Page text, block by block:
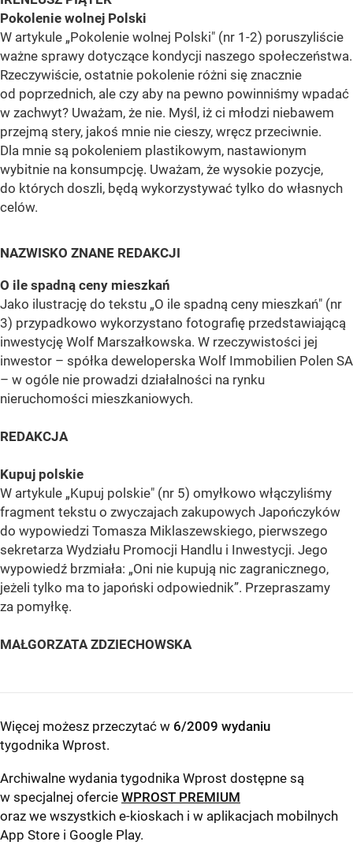
Pokolenie wolnej Polski
W artykule „Pokolenie wolnej Polski" (nr 1-2) poruszyliście
ważne sprawy dotyczące kondycji naszego społeczeństwa.
Rzeczywiście, ostatnie pokolenie różni się znacznie
od poprzednich, ale czy aby na pewno powinniśmy wpadać
w zachwyt? Uważam, że nie. Myśl, iż ci młodzi niebawem
przejmą stery, jakoś mnie nie cieszy, wręcz przeciwnie.
Dla mnie są pokoleniem plastikowym, nastawionym
wybitnie na konsumpcję. Uważam, że wysokie pozycje,
do których doszli, będą wykorzystywać tylko do własnych
celów.
NAZWISKO ZNANE REDAKCJI
O ile spadną ceny mieszkań
Jako ilustrację do tekstu „O ile spadną ceny mieszkań" (nr
3) przypadkowo wykorzystano fotografię przedstawiającą
inwestycję Wolf Marszałkowska. W rzeczywistości jej
inwestor – spółka deweloperska Wolf Immobilien Polen SA
– w ogóle nie prowadzi działalności na rynku
nieruchomości mieszkaniowych.
REDAKCJA
Kupuj polskie
W artykule „Kupuj polskie" (nr 5) omyłkowo włączyliśmy
fragment tekstu o zwyczajach zakupowych Japończyków
do wypowiedzi Tomasza Miklaszewskiego, pierwszego
sekretarza Wydziału Promocji Handlu i Inwestycji. Jego
wypowiedź brzmiała: „Oni nie kupują nic zagranicznego,
jeżeli tylko ma to japoński odpowiednik”. Przepraszamy
za pomyłkę.
MAŁGORZATA ZDZIECHOWSKA
Więcej możesz przeczytać w 6/2009 wydaniu
tygodnika Wprost.
Archiwalne wydania tygodnika Wprost dostępne są
w specjalnej ofercie WPROST PREMIUM
oraz we wszystkich e-kioskach i w aplikacjach mobilnych
App Store i Google Play.